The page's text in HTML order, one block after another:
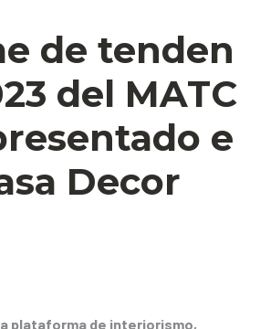
de tenden
del MATC
e
Decor
plataforma de interiorismo,